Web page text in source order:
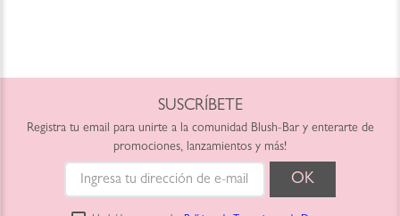
SUSCRÍBETE
Registra tu email para unirte a la comunidad Blush-Bar y enterarte de
promociones, lanzamientos y más!